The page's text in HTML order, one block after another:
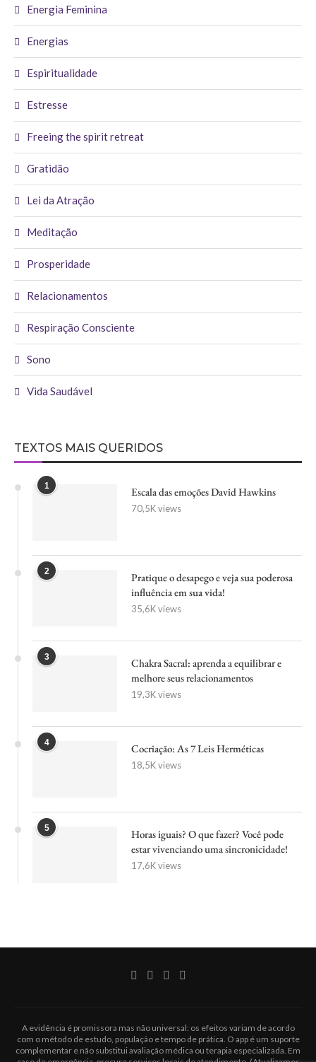
Energia Feminina
Energias
Espiritualidade
Estresse
Freeing the spirit retreat
Gratidão
Lei da Atração
Meditação
Prosperidade
Relacionamentos
Respiração Consciente
Sono
Vida Saudável
TEXTOS MAIS QUERIDOS
1 Escala das emoções David Hawkins
70,5K views
2
Pratique o desapego e veja sua poderosa
influência em sua vida!
35,6K views
3
Chakra Sacral: aprenda a equilibrar e
melhore seus relacionamentos
19,3K views
4 Cocriação: As 7 Leis Herméticas
18,5K views
5
Horas iguais? O que fazer? Você pode
estar vivenciando uma sincronicidade!
17,6K views
A evidência é promissora mas não universal: os efeitos variam de acordo
com o método de estudo, população e tempo de prática. O app é um suporte
complementar e não substitui avaliação médica ou terapia especializada. Em